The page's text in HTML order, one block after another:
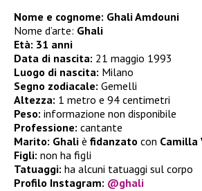
Nome e cognome: Ghali Amdouni
Nome d’arte: Ghali
Età: 31 anni
Data di nascita: 21 maggio 1993
Luogo di nascita: Milano
Segno zodiacale: Gemelli
Altezza: 1 metro e 94 centimetri
Peso: informazione non disponibile
Professione: cantante
Marito: Ghali è fidanzato con Camilla
Figli: non ha figli
Tatuaggi: ha alcuni tatuaggi sul corpo
Profilo Instagram: @ghali